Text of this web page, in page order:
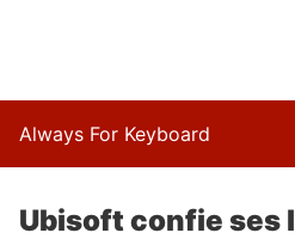
Always For Keyboard
Ubisoft confie ses